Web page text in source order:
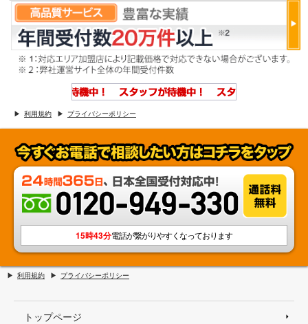
利用規約 プライバシーポリシー
15時43分電話が繋がりやすくなっております
利用規約 プライバシーポリシー
トップページ